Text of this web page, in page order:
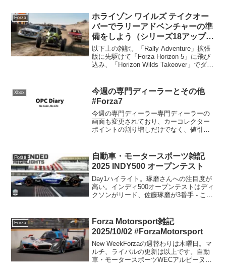
Forza
ホライゾン ワイルズ テイクオー
バーでラリーアドベンチャーの準
備をしよう（シリーズ18アップデ
ート） #ForzaHorizon5
以下上の雑訳。「Rally Adventure」拡張
版に先駆けて「Forza Horizon 5」に飛び
込み、「Horizon Wilds Takeover」でダー
よう...
Xbox
今週の専門ディーラーとその他
#Forza7
今週の専門ディーラー専門ディーラーの
画面も変更されており、カーコレクター
ポイントの割り増しだけでなく、値引率
せんね。2012 Bowler EXR S2013 Ford...
Forza
自動車・モータースポーツ雑記
2025 INDY500 オープンテスト
Day1ハイライト。琢磨さんへの注目度が
高い。インディ500オープンテストはディ
クソンがリード、佐藤琢磨が3番手 - こち
オープンテスト2日目、佐藤琢磨...
Forza
Forza Motorsport雑記
2025/10/02 #ForzaMotorsport
New WeekForzaの週替わりは木曜日。マ
ルチ、ライバルの更新は以上です。自動
車・モータースポーツWECアルピーヌが